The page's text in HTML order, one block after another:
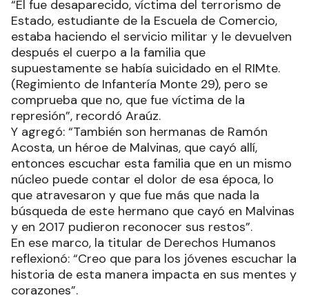
“El fue desaparecido, víctima del terrorismo de
Estado, estudiante de la Escuela de Comercio,
estaba haciendo el servicio militar y le devuelven
después el cuerpo a la familia que
supuestamente se había suicidado en el RIMte.
(Regimiento de Infantería Monte 29), pero se
comprueba que no, que fue víctima de la
represión”, recordó Araúz.
Y agregó: “También son hermanas de Ramón
Acosta, un héroe de Malvinas, que cayó allí,
entonces escuchar esta familia que en un mismo
núcleo puede contar el dolor de esa época, lo
que atravesaron y que fue más que nada la
búsqueda de este hermano que cayó en Malvinas
y en 2017 pudieron reconocer sus restos”.
En ese marco, la titular de Derechos Humanos
reflexionó: “Creo que para los jóvenes escuchar la
historia de esta manera impacta en sus mentes y
corazones”.